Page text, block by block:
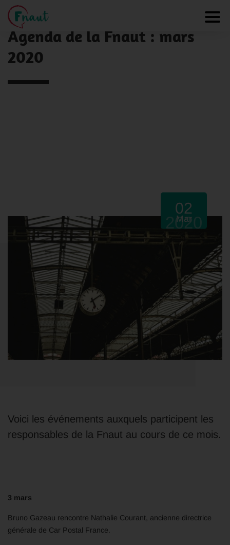
Panneau de gestion des cookies
NOS ACTUALITÉS
Agenda de la Fnaut : mars
2020
02
Mar
2020
Voici les événements auxquels participent les
responsables de la Fnaut au cours de ce mois.
3 mars
Bruno Gazeau rencontre Nathalie Courant, ancienne directrice
générale de Car Postal France.